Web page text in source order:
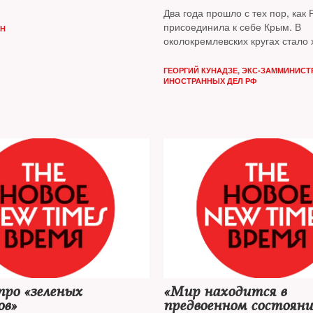
Два года прошло с тех пор, как
присоединила к себе Крым. В
околокремлевских кругах
цепи внешнеполитических
которым страна-де вернула себе
ГЕОРГИЙ КУНАДЗЕ, ЭКС-
ИНОСТРАННЫХ ДЕЛ РФ
«зеленых
«Мир находится в
предвоенном